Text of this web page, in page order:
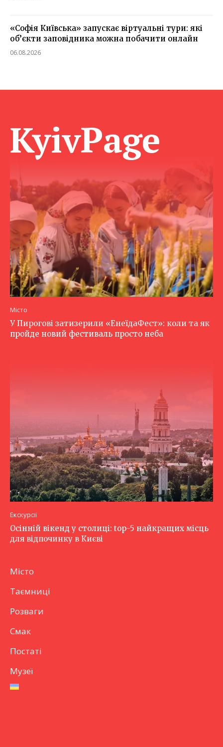
«Софія Київська» запускає віртуальні тури: які
об’єкти заповідника можна побачити онлайн
06.08.2026
KyivPage
Місто
У Пирогові затизерили «ЕнеїдаФест»: коли та як
пройде новий фестиваль просто неба
Екскурсії
Осінній вікенд у столиці: top-5 найкращих місць
для відпочинку в Києві
Місто
Таємниці
Розваги
Смак
Постаті
Музеї